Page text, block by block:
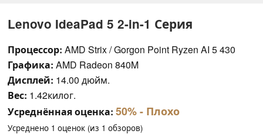
Lenovo IdeaPad 5 2-in-1 Серия
Процессор: AMD Strix / Gorgon Point Ryzen AI 5 430
Графика: AMD Radeon 840M
Дисплей: 14.00 дюйм.
Вес: 1.42килог.
Усреднённая оценка: 50%- Плохо
Усреднено 1 оценок (из 1 обзоров)